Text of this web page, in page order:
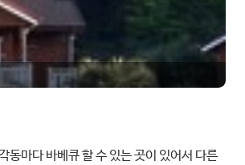
동마다 바베큐 할 수 있는 곳이 있어서 다른